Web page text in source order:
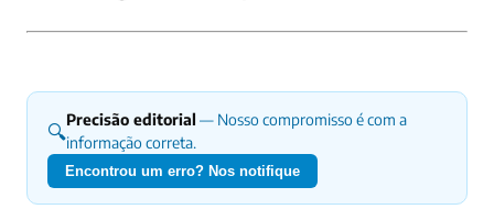
🔍Precisão editorial — Nosso compromisso é com a
informação correta.
Encontrou um erro? Nos notifique